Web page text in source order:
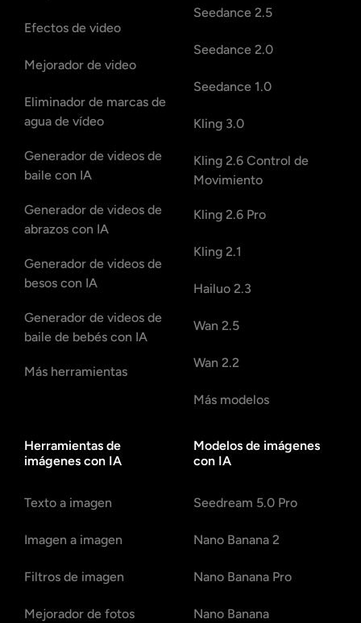
Efectos de video
Mejorador de video
Eliminador de marcas de
agua de vídeo
Generador de videos de
baile con IA
Generador de videos de
abrazos con IA
Generador de videos de
besos con IA
Generador de videos de
baile de bebés con IA
Más herramientas
Seedance 2.5
Seedance 2.0
Seedance 1.0
Kling 3.0
Kling 2.6 Control de
Movimiento
Kling 2.6 Pro
Kling 2.1
Hailuo 2.3
Wan 2.5
Wan 2.2
Más modelos
Herramientas de
imágenes con IA
Texto a imagen
Imagen a imagen
Filtros de imagen
Mejorador de fotos
Modelos de imágenes
con IA
Seedream 5.0 Pro
Nano Banana 2
Nano Banana Pro
Nano Banana